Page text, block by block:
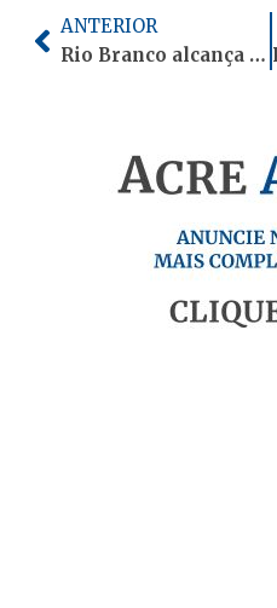
Anterior
ANTERIOR
Rio Branco alcança 63,44 pontos em índice nacional de qualidade de vida